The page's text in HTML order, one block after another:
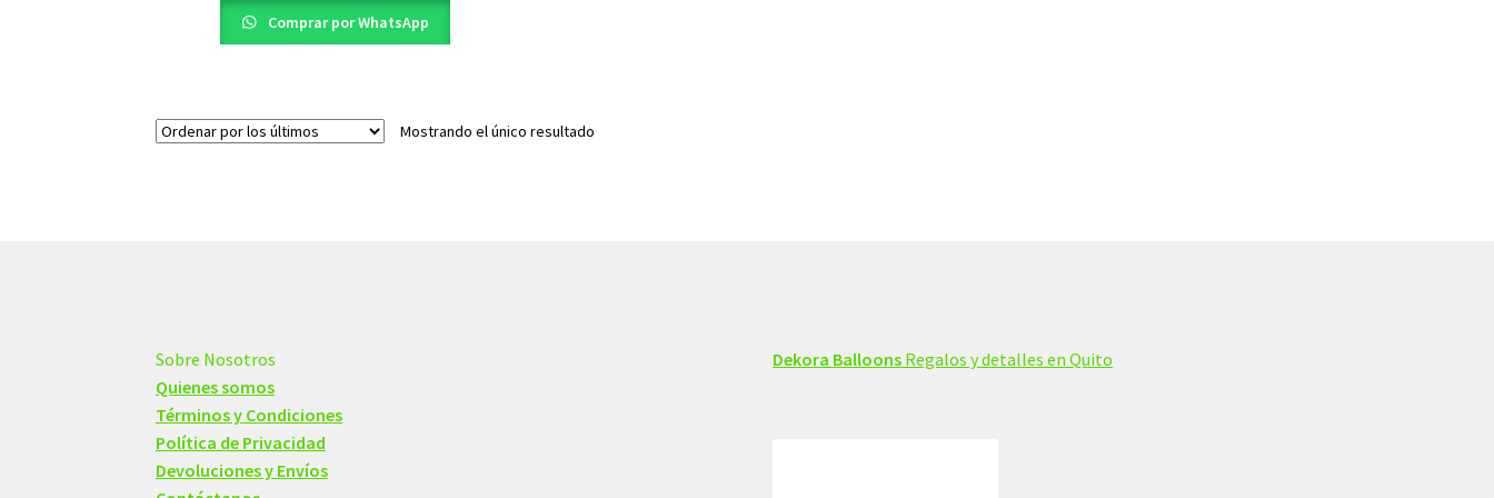
$20,00. $12,00.
Comprar por WhatsApp
Mostrando el único resultado
Sobre Nosotros
Quienes somos
Términos y Condiciones
Política de Privacidad
Devoluciones y Envíos
Dekora Balloons Regalos y detalles en Quito